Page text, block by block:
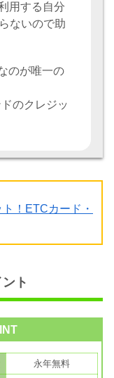
用する自分
ないので助
のが唯一の
のクレジッ
！ETCカード・
ト
永年無料